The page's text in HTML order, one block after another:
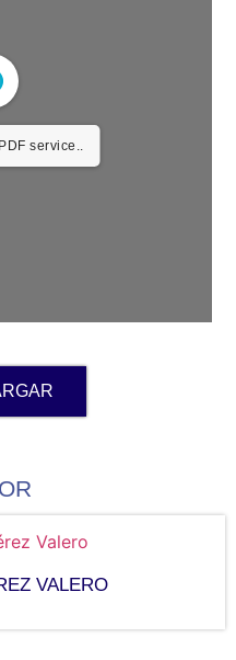
service..
VALERO